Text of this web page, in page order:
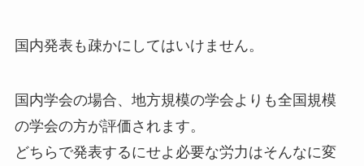
国内発表も疎かにしてはいけません。
国内学会の場合、地方規模の学会よりも全国規模
の学会の方が評価されます。
どちらで発表するにせよ必要な労力はそんなに変